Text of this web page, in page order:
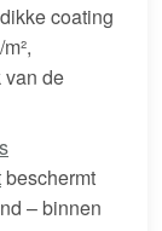
coating
van de
beschermt
– binnen